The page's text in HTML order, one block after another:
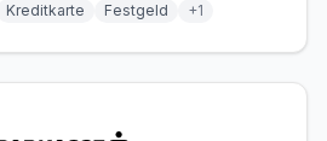
Kreditkarte Festgeld +1